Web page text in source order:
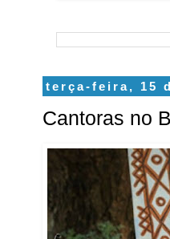
terça-feira, 15
Cantoras no